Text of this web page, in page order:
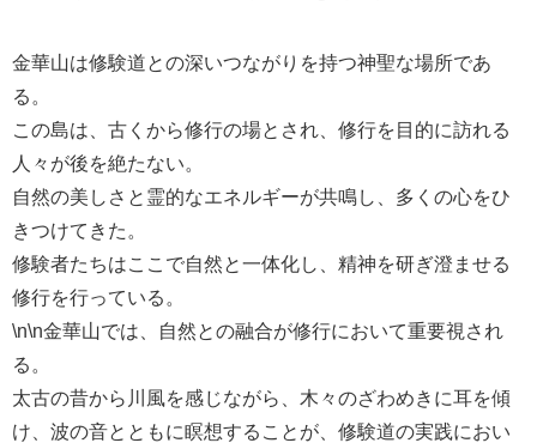
金華山は修験道との深いつながりを持つ神聖な場所であ
る。
この島は、古くから修行の場とされ、修行を目的に訪れる
人々が後を絶たない。
自然の美しさと霊的なエネルギーが共鳴し、多くの心をひ
きつけてきた。
修験者たちはここで自然と一体化し、精神を研ぎ澄ませる
修行を行っている。
\n\n金華山では、自然との融合が修行において重要視され
る。
太古の昔から川風を感じながら、木々のざわめきに耳を傾
け、波の音とともに瞑想することが、修験道の実践におい